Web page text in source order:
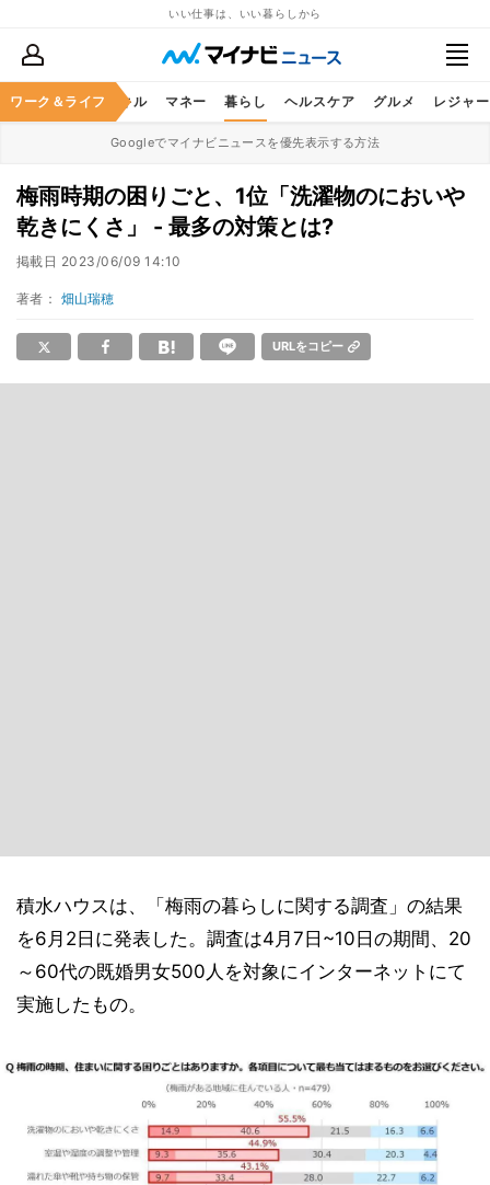
いい仕事は、いい暮らしから
ワーク＆ライフ
ア ビジネススキル マネー 暮らし ヘルスケア グルメ レジャー
Googleでマイナビニュースを優先表示する方法
梅雨時期の困りごと、1位「洗濯物のにおいや
乾きにくさ」 - 最多の対策とは?
掲載日 2023/06/09 14:10
著者： 畑山瑞穂
URLをコピー
積水ハウスは、「梅雨の暮らしに関する調査」の結果
を6月2日に発表した。調査は4月7日~10日の期間、20
～60代の既婚男女500人を対象にインターネットにて
実施したもの。